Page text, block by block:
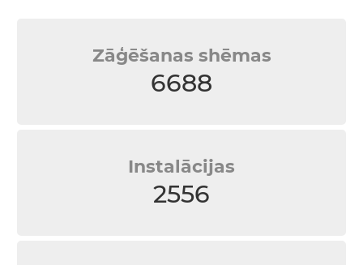
Zāģēšanas shēmas
6688
Instalācijas
2556